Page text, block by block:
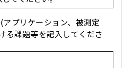
プリケーション、被測定
る課題等を記入してくださ